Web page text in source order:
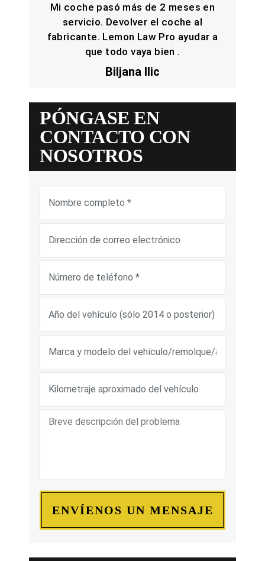
PÓNGASE EN
CONTACTO CON
NOSOTROS
Mi coche pasó más de 2 meses en
servicio. Devolver el coche al
fabricante. Lemon Law Pro ayudar a
que todo vaya bien .
Biljana Ilic